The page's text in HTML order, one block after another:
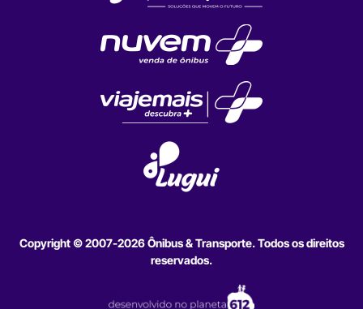
Copyright © 2007-2026 Ônibus & Transporte. Todos os direitos
reservados.